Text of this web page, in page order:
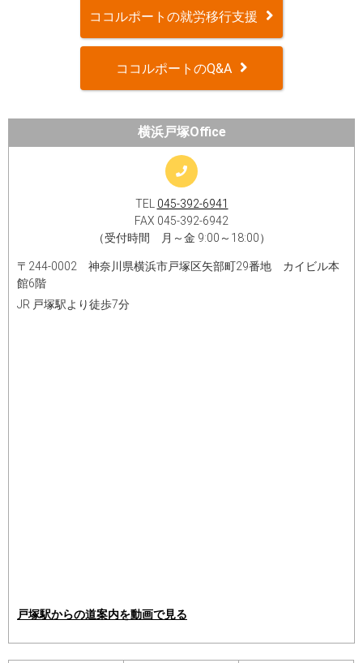
ココルポートの就労移行支援
ココルポートのQ&A
横浜戸塚Office
TEL 045-392-6941
FAX 045-392-6942
（受付時間 月～金 9:00～18:00）
〒244-0002 神奈川県横浜市戸塚区矢部町29番地 カイビル本
館6階
JR 戸塚駅より徒歩7分
戸塚駅からの道案内を動画で見る